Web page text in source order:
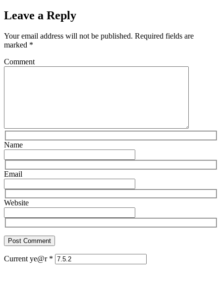
Leave a Reply
Your email address will not be published. Required fields are
marked *
Comment
Name
Email
Website
Current ye@r *